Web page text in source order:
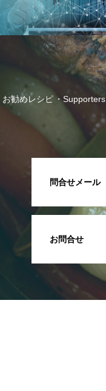
お勧めレシピ Supporters
問合せメール
お問合せ